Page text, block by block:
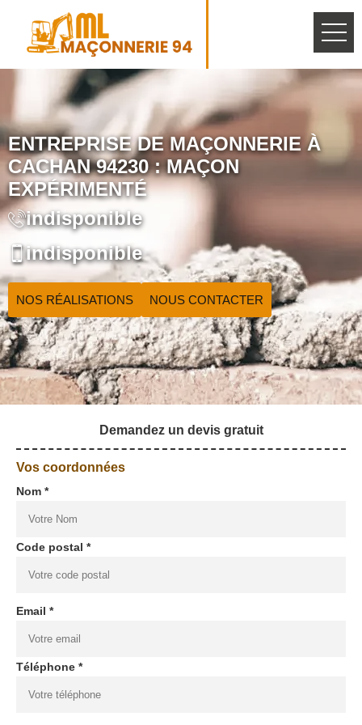
ENTREPRISE DE MAÇONNERIE À
CACHAN 94230 : MAÇON
EXPÉRIMENTÉ
indisponible
indisponible
NOS RÉALISATIONS NOUS CONTACTER
Demandez un devis gratuit
Vos coordonnées
Nom *
Code postal *
Email *
Téléphone *